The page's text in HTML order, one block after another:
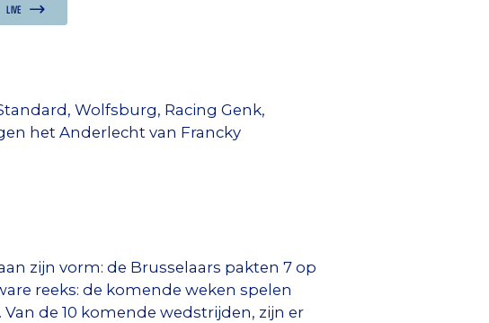
LIVE
Wolfsburg, Racing Genk,
het Anderlecht van Francky
zijn vorm: de Brusselaars pakten 7 op
reeks: de komende weken spelen
de 10 komende wedstrijden, zijn er